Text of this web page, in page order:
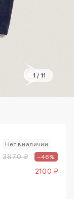
1 / 11
Нет в наличии
3870 ₽ –46%
2100 ₽